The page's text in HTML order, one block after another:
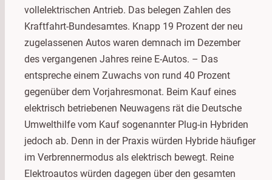
vollelektrischen Antrieb. Das belegen Zahlen des
Kraftfahrt-Bundesamtes. Knapp 19 Prozent der neu
zugelassenen Autos waren demnach im Dezember
des vergangenen Jahres reine E-Autos. – Das
entspreche einem Zuwachs von rund 40 Prozent
gegenüber dem Vorjahresmonat. Beim Kauf eines
elektrisch betriebenen Neuwagens rät die Deutsche
Umwelthilfe vom Kauf sogenannter Plug-in Hybriden
jedoch ab. Denn in der Praxis würden Hybride häufiger
im Verbrennermodus als elektrisch bewegt. Reine
Elektroautos würden dagegen über den gesamten